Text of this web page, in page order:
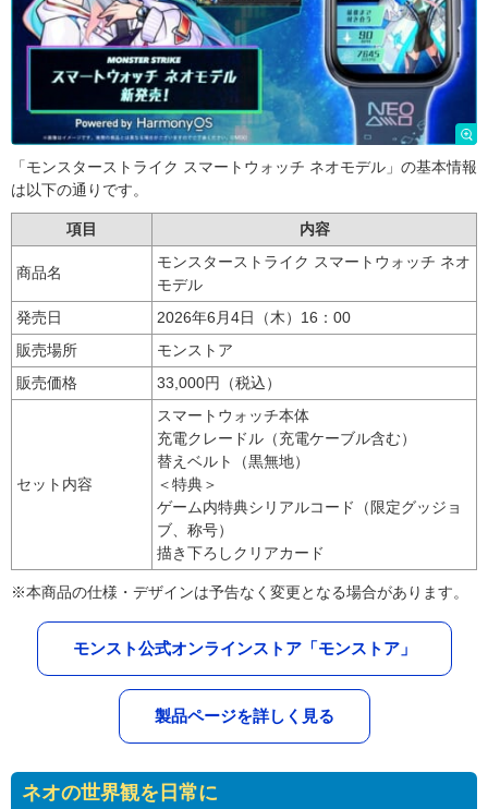
「モンスターストライク スマートウォッチ ネオモデル」の基本情報
は以下の通りです。
項目 内容
商品名
モンスターストライク スマートウォッチ ネオ
モデル
発売日
2026年6月4日（木）16：00
販売場所
モンストア
販売価格
33,000円（税込）
セット内容
スマートウォッチ本体
充電クレードル（充電ケーブル含む）
替えベルト（黒無地）
＜特典＞
ゲーム内特典シリアルコード（限定グッジョ
ブ、称号）
描き下ろしクリアカード
※本商品の仕様・デザインは予告なく変更となる場合があります。
モンスト公式オンラインストア「モンストア」
製品ページを詳しく見る
ネオの世界観を日常に